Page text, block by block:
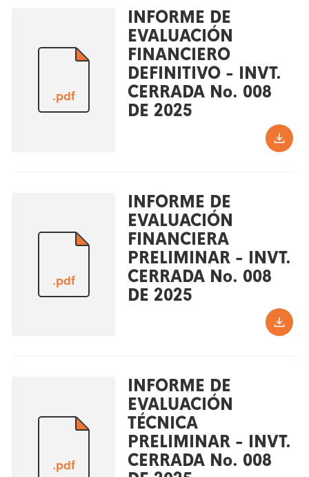
.pdf
INFORME DE
EVALUACIÓN
FINANCIERO
DEFINITIVO - INVT.
CERRADA No. 008
DE 2025
.pdf
INFORME DE
EVALUACIÓN
FINANCIERA
PRELIMINAR - INVT.
CERRADA No. 008
DE 2025
.pdf
INFORME DE
EVALUACIÓN
TÉCNICA
PRELIMINAR - INVT.
CERRADA No. 008